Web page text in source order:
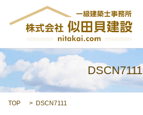
DSCN7111
TOP DSCN7111